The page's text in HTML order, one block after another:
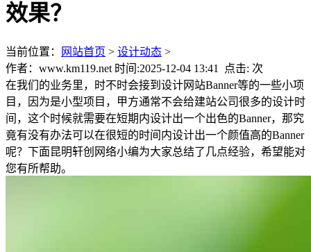
效果？
当前位置： 网站首页 > 设计动态 >
作者：www.km119.net 时间:2025-12-04 13:41 点击: 次
在我们的业务里，时不时会接到设计网站Banner等的一些小项
目，因为是小型项目，甲方通常不会给建站公司很多的设计时
间，这个时候就需要在短期内设计出一个出色的Banner，那究
竟有没有办法可以在很短的时间内设计出一个颜值高的Banner
呢？下面昆明轩创网络小编为大家总结了几点经验，希望能对
您有所帮助。